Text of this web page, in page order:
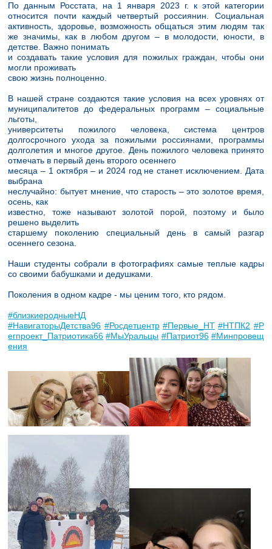
По данным Росстата, на 1 января 2023 г. к этой категории
относится почти каждый четвертый россиянин. Социальная
активность, здоровье, возможность общаться этим людям так
же значимы, как в любом другом – в молодости, юности, в
детстве. Важно понимать
и создавать такие условия для пожилых граждан, чтобы они
могли проживать
свою жизнь полноценно.
В нашей стране создаются такие условия на всех уровнях от
муниципалитетов до федеральных программ – социальные
льготы,
университеты пожилого человека, система центров
долгосрочного ухода за пожилыми россиянами, программы
долголетия и многое другое. День пожилого человека принято
отмечать в первый день второго осеннего
месяца – 1 октября – и 2024 год не станет исключением. Дата
выбрана
неслучайно: бытует мнение, что старость – это золотое время,
осень, как
известно, тоже называют золотой порой, поэтому и было
решено выделить
старшему поколению специальный день в самый разгар
осеннего сезона.
Наши студенты собрали в фотографиях самые теплые кадры
со своими бабушками и дедушками.
Поколения в одном кадре - мы ценим того, кто рядом.
#близкиеродныеНД
#НавигаторыДетства96 #Росдетцентр #Первые_НТ #НТПК2 #Р
егпроект_Патриотика66 #МыУральцы #Патриот96 #Минпровещ
ения